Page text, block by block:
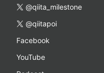
@qiita_milestone
@qiitapoi
Facebook
YouTube